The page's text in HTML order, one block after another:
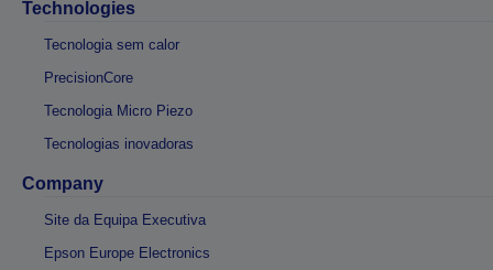
Technologies
Tecnologia sem calor
PrecisionCore
Tecnologia Micro Piezo
Tecnologias inovadoras
Company
Site da Equipa Executiva
Epson Europe Electronics